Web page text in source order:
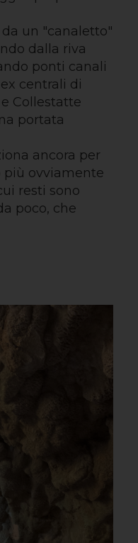
un "canaletto"
dalla riva
ponti canali
centrali di
Collestatte
portata
ancora per
più ovviamente
resti sono
poco, che